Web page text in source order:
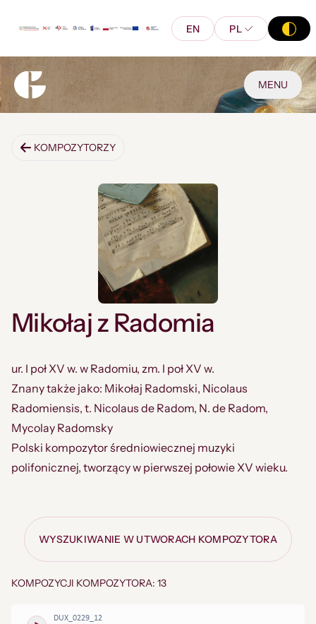
EN PL
MENU
KOMPOZYTORZY
Mikołaj z Radomia
ur. I poł XV w. w Radomiu, zm. I poł XV w.
Znany także jako: Mikołaj Radomski, Nicolaus
Radomiensis, t. Nicolaus de Radom, N. de Radom,
Mycolay Radomsky
Polski kompozytor średniowiecznej muzyki
polifonicznej, tworzący w pierwszej połowie XV wieku.
WYSZUKIWANIE W UTWORACH KOMPOZYTORA
KOMPOZYCJI KOMPOZYTORA: 13
DUX_0229_12